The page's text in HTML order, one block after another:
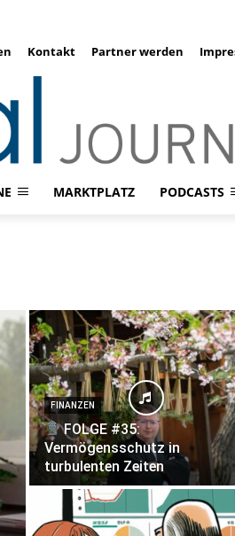
Kontakt Partner werden
MARKTPLATZ PODCASTS
FINANZEN
FOLGE #35:
Vermögensschutz in
turbulenten Zeiten